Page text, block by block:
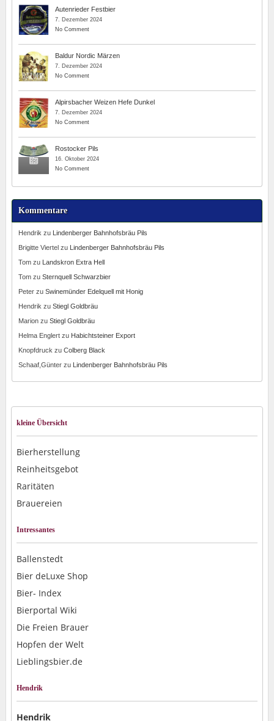
Autenrieder Festbier
7. Dezember 2024
No Comment
Baldur Nordic Märzen
7. Dezember 2024
No Comment
Alpirsbacher Weizen Hefe Dunkel
7. Dezember 2024
No Comment
Rostocker Pils
16. Oktober 2024
No Comment
Kommentare
Hendrik zu
Lindenberger Bahnhofsbräu Pils
Brigitte Viertel zu
Lindenberger Bahnhofsbräu Pils
Tomzu
Landskron Extra Hell
Tomzu Sternquell Schwarzbier
Peterzu Swinemünder Edelquell mit Honig
Hendrik zu Stiegl Goldbräu
Marionzu Stiegl Goldbräu
Helma Englertzu Habichtsteiner Export
Knopfdruck zu Colberg Black
Schaaf,Günterzu Lindenberger Bahnhofsbräu Pils
kleine Übersicht
Bierherstellung
Reinheitsgebot
Raritäten
Brauereien
Intressantes
Ballenstedt
Bier deLuxe Shop
Bier- Index
Bierportal Wiki
Die Freien Brauer
Hopfen der Welt
Lieblingsbier.de
Hendrik
Hendrik